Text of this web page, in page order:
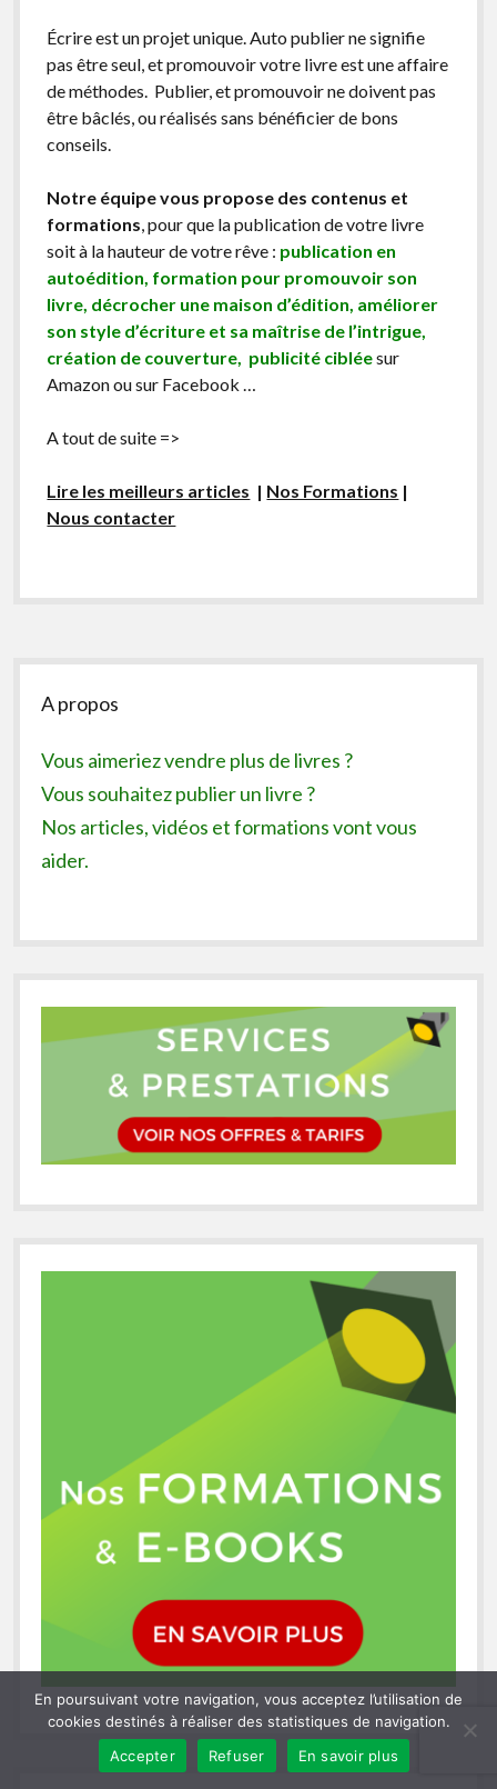
Écrire est un projet unique. Auto publier ne signifie
pas être seul, et promouvoir votre livre est une affaire
de méthodes. Publier, et promouvoir ne doivent pas
être bâclés, ou réalisés sans bénéficier de bons
conseils.
Notre équipe vous propose des contenus et
formations, pour que la publication de votre livre
soit à la hauteur de votre rêve : publication en
autoédition, formation pour promouvoir son
livre, décrocher une maison d’édition, améliorer
son style d’écriture et sa maîtrise de l’intrigue,
création de couverture, publicité cibléesur
Amazon ou sur Facebook …
A tout de suite =>
Lire les meilleurs articles | Nos Formations |
Nous contacter
Sidebar
A propos
Vous aimeriez vendre plus de livres ?
Vous souhaitez publier un livre ?
Nos articles, vidéos et formations vont vous
aider.
En poursuivant votre navigation, vous acceptez l’utilisation de
cookies destinés à réaliser des statistiques de navigation.
Accepter
Refuser En savoir plus